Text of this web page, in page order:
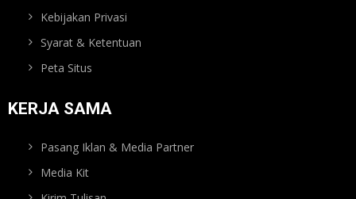
Kebijakan Privasi
Syarat & Ketentuan
Peta Situs
KERJA SAMA
Pasang Iklan & Media Partner
Media Kit